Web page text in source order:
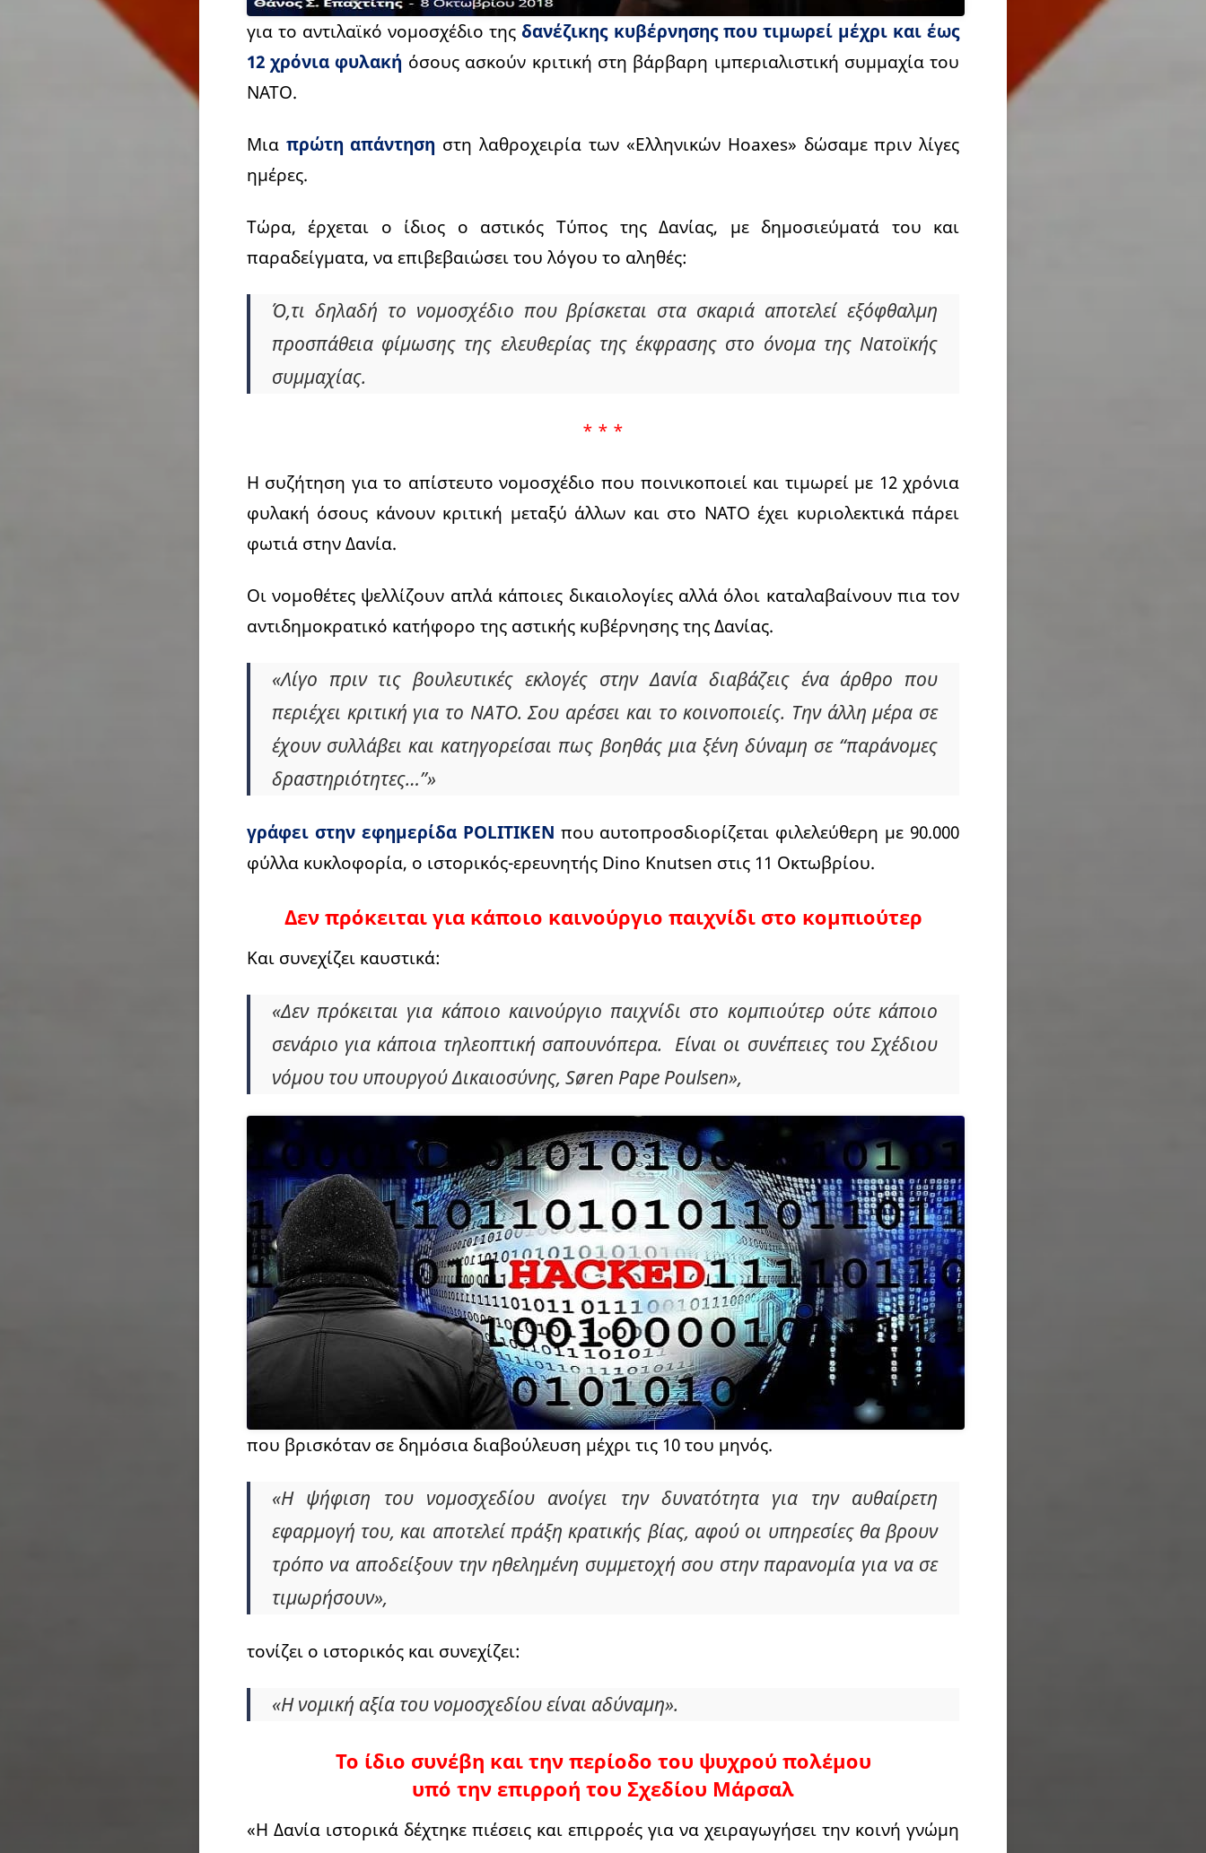
για το αντιλαϊκό νομοσχέδιο τηςδανέζικης κυβέρνησης που τιμωρεί μέχρι και έως
12 χρόνια φυλακή όσους ασκούν κριτική στη βάρβαρη ιμπεριαλιστική συμμαχία του
ΝΑΤΟ.
Μια πρώτη απάντηση στη λαθροχειρία των «Ελληνικών Hoaxes» δώσαμε πριν λίγες
ημέρες.
Τώρα, έρχεται ο ίδιος ο αστικός Τύπος της Δανίας, με δημοσιεύματά του και
παραδείγματα, να επιβεβαιώσει του λόγου το αληθές:
Ό,τι δηλαδή το νομοσχέδιο που βρίσκεται στα σκαριά αποτελεί εξόφθαλμη
προσπάθεια φίμωσης της ελευθερίας της έκφρασης στο όνομα της Νατοϊκής
συμμαχίας.
* * *
Η συζήτηση για το απίστευτο νομοσχέδιο που ποινικοποιεί και τιμωρεί με 12 χρόνια
φυλακή όσους κάνουν κριτική μεταξύ άλλων και στο ΝΑΤΟ έχει κυριολεκτικά πάρει
φωτιά στην Δανία.
Οι νομοθέτες ψελλίζουν απλά κάποιες δικαιολογίες αλλά όλοι καταλαβαίνουν πια τον
αντιδημοκρατικό κατήφορο της αστικής κυβέρνησης της Δανίας.
«Λίγο πριν τις βουλευτικές εκλογές στην Δανία διαβάζεις ένα άρθρο που
περιέχει κριτική για το ΝΑΤΟ. Σου αρέσει και το κοινοποιείς. Την άλλη μέρα σε
έχουν συλλάβει και κατηγορείσαι πως βοηθάς μια ξένη δύναμη σε “παράνομες
δραστηριότητες…”»
γράφει στην εφημερίδα POLITIKEN που αυτοπροσδιορίζεται φιλελεύθερη με 90.000
φύλλα κυκλοφορία, ο ιστορικός-ερευνητής Dino Knutsen στις 11 Οκτωβρίου.
Δεν πρόκειται για κάποιο καινούργιο παιχνίδι στο κομπιούτερ
Και συνεχίζει καυστικά:
«Δεν πρόκειται για κάποιο καινούργιο παιχνίδι στο κομπιούτερ ούτε κάποιο
σενάριο για κάποια τηλεοπτική σαπουνόπερα. Είναι οι συνέπειες του Σχέδιου
νόμου του υπουργού Δικαιοσύνης, Søren Pape Poulsen»,
που βρισκόταν σε δημόσια διαβούλευση μέχρι τις 10 του μηνός.
«Η ψήφιση του νομοσχεδίου ανοίγει την δυνατότητα για την αυθαίρετη
εφαρμογή του, και αποτελεί πράξη κρατικής βίας, αφού οι υπηρεσίες θα βρουν
τρόπο να αποδείξουν την ηθελημένη συμμετοχή σου στην παρανομία για να σε
τιμωρήσουν»,
τονίζει ο ιστορικός και συνεχίζει:
«Η νομική αξία του νομοσχεδίου είναι αδύναμη».
Το ίδιο συνέβη και την περίοδο του ψυχρού πολέμου
υπό την επιρροή του Σχεδίου Μάρσαλ
«Η Δανία ιστορικά δέχτηκε πιέσεις και επιρροές για να χειραγωγήσει την κοινή γνώμη